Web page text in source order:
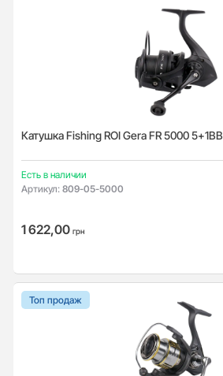
Катушка Fishing ROI Gera FR 5000 5+1BB
Есть в наличии
Артикул: 809-05-5000
1 622,00 грн
Топ продаж